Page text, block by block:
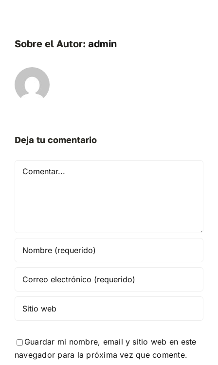
Sobre el Autor: admin
Deja tu comentario
Comentar
Guardar mi nombre, email y sitio web en este
navegador para la próxima vez que comente.